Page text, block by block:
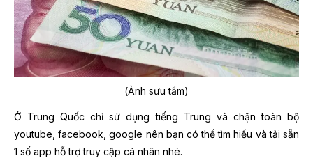
(Ảnh sưu tầm)
Ở Trung Quốc chỉ sử dụng tiếng Trung và chặn toàn bộ
youtube, facebook, google nên bạn có thể tìm hiểu và tải sẵn
1 số app hỗ trợ truy cập cá nhân nhé.